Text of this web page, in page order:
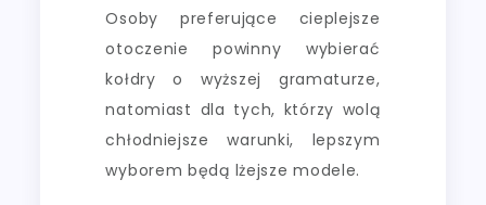
Osoby preferujące cieplejsze
otoczenie powinny wybierać
kołdry o wyższej gramaturze,
natomiast dla tych, którzy wolą
chłodniejsze warunki, lepszym
wyborem będą lżejsze modele.